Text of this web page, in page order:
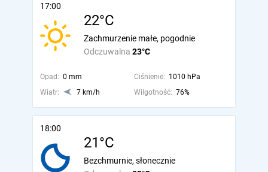
17:00
22°C
Odczuwalna 23°C
Zachmurzenie małe, pogodnie
Opad: 0 mm Ciśnienie: 1010 hPa
Wiatr:
7 km/h Wilgotność: 76%
18:00
21°C
Bezchmurnie, słonecznie